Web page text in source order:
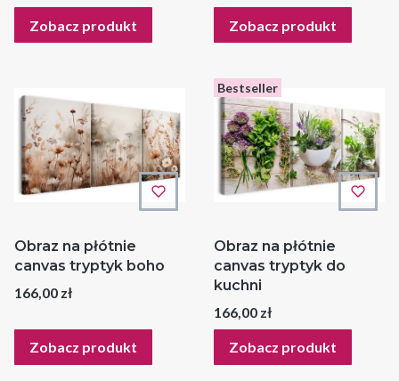
Zobacz produkt Zobacz produkt
Obraz na płótnie
canvas tryptyk boho
Cena
166,00 zł
Zobacz produkt
Bestseller
Obraz na płótnie
canvas tryptyk do
kuchni
Cena
166,00 zł
Zobacz produkt